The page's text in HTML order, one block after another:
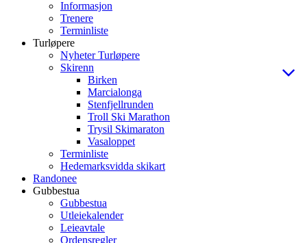
Informasjon
Trenere
Terminliste
Turløpere
Nyheter Turløpere
Skirenn
Birken
Marcialonga
Stenfjellrunden
Troll Ski Marathon
Trysil Skimaraton
Vasaloppet
Terminliste
Hedemarksvidda skikart
Randonee
Gubbestua
Gubbestua
Utleiekalender
Leieavtale
Ordensregler